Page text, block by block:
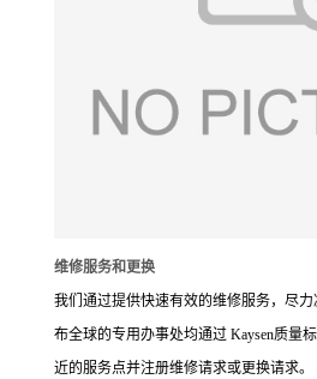
维修服务和更换
我们通过提供快速有效的维修服务，尽
布全球的专用办事处均通过 Kaysen质量
近的服务点并注册维修请求或更换请求